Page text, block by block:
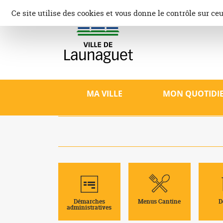
contenu
Site
MA VILLE MON
Démarches
administratives
Menus Cantine
Ce site utilise des cookies et vous donne le contrôle sur